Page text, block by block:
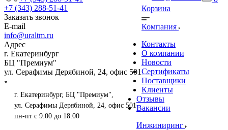
+7 (343) 288-51-41
Заказать звонок
E-mail
info@uraltm.ru
Адрес
г. Екатеринбург
БЦ "Премиум"
ул. Серафимы Дерябиной, 24, офис 501
г. Екатеринбург, БЦ "Премиум",
ул. Серафимы Дерябиной, 24, офис 501
пн-пт с 9:00 до 18:00
Корзина
Компания
Контакты
О компании
Новости
Сертификаты
Поставщики
Клиенты
Отзывы
Вакансии
Инжиниринг